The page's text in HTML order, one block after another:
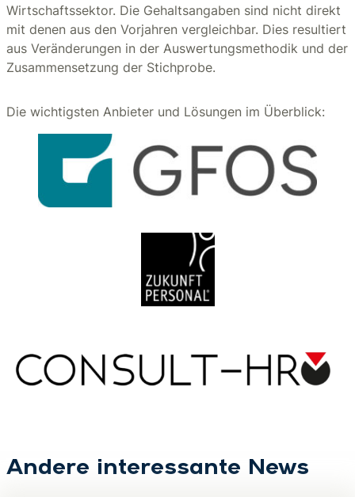
Wirtschaftssektor. Die Gehaltsangaben sind nicht direkt
mit denen aus den Vorjahren vergleichbar. Dies resultiert
aus Veränderungen in der Auswertungsmethodik und der
Zusammensetzung der Stichprobe.
Die wichtigsten Anbieter und Lösungen im Überblick:
Andere interessante News